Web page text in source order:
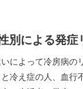
別による発症
によって冷房病の
冷え症の人、血行